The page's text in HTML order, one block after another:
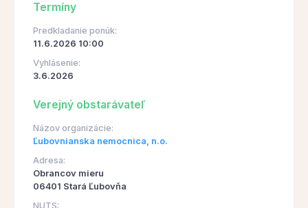
Termíny
Predkladanie ponúk:
11.6.2026 10:00
Vyhlásenie:
3.6.2026
Verejný obstarávateľ
Názov organizácie:
Ľubovnianska nemocnica, n.o.
Adresa:
Obrancov mieru
06401 Stará Ľubovňa
NUTS: